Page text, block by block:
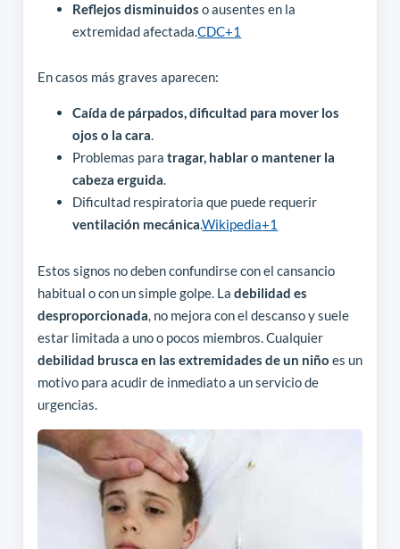
Reflejos disminuidos o ausentes en la
extremidad afectada.CDC+1
En casos más graves aparecen:
Caída de párpados, dificultad para mover los
ojos o la cara.
Problemas paratragar, hablar o mantener la
cabeza erguida.
Dificultad respiratoria que puede requerir
ventilación mecánica.Wikipedia+1
Estos signos no deben confundirse con el cansancio
habitual o con un simple golpe. La debilidad es
desproporcionada , no mejora con el descanso y suele
estar limitada a uno o pocos miembros. Cualquier
debilidad brusca en las extremidades de un niño es un
motivo para acudir de inmediato a un servicio de
urgencias.